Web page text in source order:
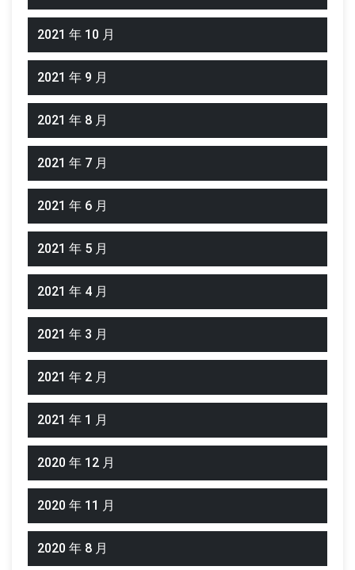
2021 年 10 月
2021 年 9 月
2021 年 8 月
2021 年 7 月
2021 年 6 月
2021 年 5 月
2021 年 4 月
2021 年 3 月
2021 年 2 月
2021 年 1 月
2020 年 12 月
2020 年 11 月
2020 年 8 月